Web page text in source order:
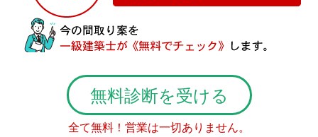
無料診断を受ける
全て無料！営業は一切ありません。